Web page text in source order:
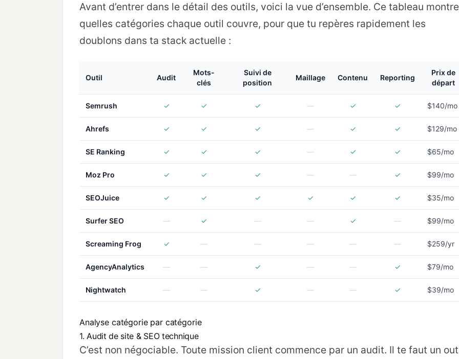
Avant d’entrer dans le détail des outils, voici la vue d’ensemble. Ce tableau montre
quelles catégories chaque outil couvre, pour que tu repères rapidement les
doublons dans ta stack actuelle :
Outil Audit
Mots-
clés
Suivi de
position
Maillage Contenu Reporting
Prix de
départ
Semrush ✓ ✓ ✓ — ✓ ✓ $140/mo
Ahrefs ✓ ✓ ✓ — ✓ ✓ $129/mo
SE Ranking ✓ ✓ ✓ — ✓ ✓ $65/mo
Moz Pro ✓ ✓ ✓ — — ✓ $99/mo
SEOJuice ✓ ✓ ✓ ✓ ✓ ✓ $35/mo
Surfer SEO — ✓ — — ✓ — $99/mo
Screaming Frog ✓ — — — — — $259/yr
AgencyAnalytics — — ✓ — — ✓ $79/mo
Nightwatch — — ✓ — — ✓ $39/mo
Analyse catégorie par catégorie
1. Audit de site & SEO technique
C’est non négociable. Toute mission client commence par un audit. Il te faut un